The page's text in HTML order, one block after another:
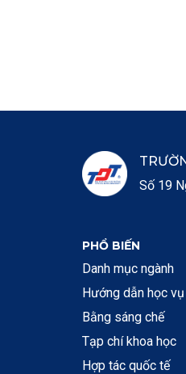
Số 19
PHỔ BIẾN
Danh mục ngành
Hướng dẫn học vụ
Bằng sáng chế
Tạp chí khoa học
Hợp tác quốc tế